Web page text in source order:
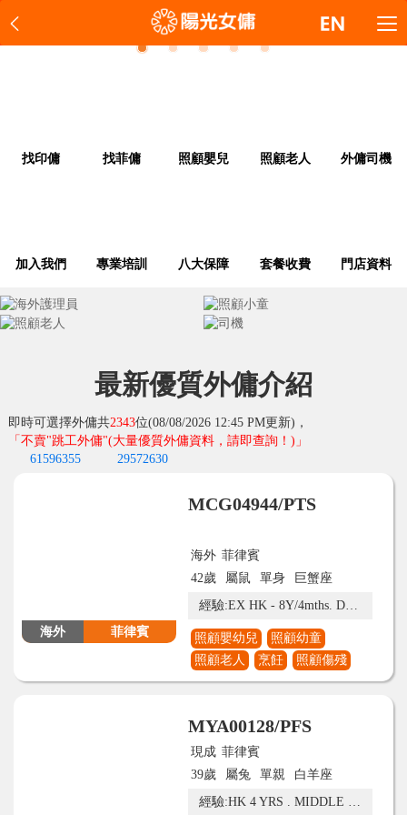
找印傭 找菲傭 照顧嬰兒 照顧老人 外傭司機
加入我們 專業培訓 八大保障 套餐收費 門店資料
最新優質外傭介紹
即時可選擇外傭共2343位(08/08/2026 12:45 PM更新)，
「不賣"跳工外傭"(大量優質外傭資料，請即查詢！) 」
61596355
29572630
海外 菲律賓
MCG04944/PTS
海外 菲律賓
42歲
屬鼠 單身
巨蟹座
經驗:EX HK - 8Y/4mths. Done 3rd dose COVID Vaccination
照顧嬰幼兒
照顧幼童
照顧老人
烹飪 照顧傷殘
MYA00128/PFS
現成 菲律賓
39歲
屬兔 單親
白羊座